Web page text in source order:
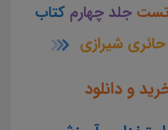
تست جلد چهارم کتاب
حائری شیرازی
و دانلود